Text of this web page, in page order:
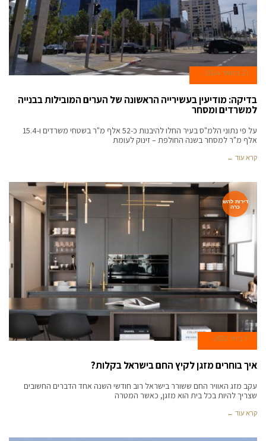
21 בינואר 2024
בדיקה: מודיעין בעשירייה הראשונה של הערים המובילות בבנייה
למשרדים ומסחר
על פי נתוני הלמ"ס בעיר החלו להיבנות כ-52 אלף מ"ר בשטחי משרדים ו-15.4
אלף מ"ר למסחר בשנה החולפת – זינוק לעומת
קרא עוד ←
דירות להש
כרה
7 ביולי 2022
איך בוחרים מזגן לקיץ החם בישראל בקלות?
עקב מזג האוויר החם ששורר בישראל רוב חודשי השנה אחד הדברים החשובים
שצריך להיות בכל בית הוא מזגן, כאשר המטרה
קרא עוד ←